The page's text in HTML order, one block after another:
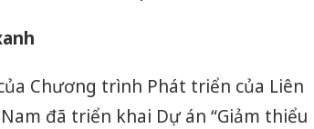
Chương trình Phát triển của Liên
đã triển khai Dự án “Giảm thiểu